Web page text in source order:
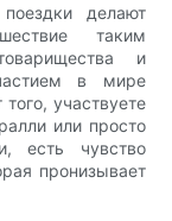
делают
таким
и
в мире
участвуете
или просто
есть чувство
пронизывает